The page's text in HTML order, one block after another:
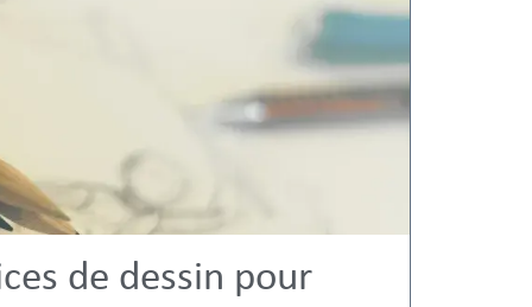
de dessin pour